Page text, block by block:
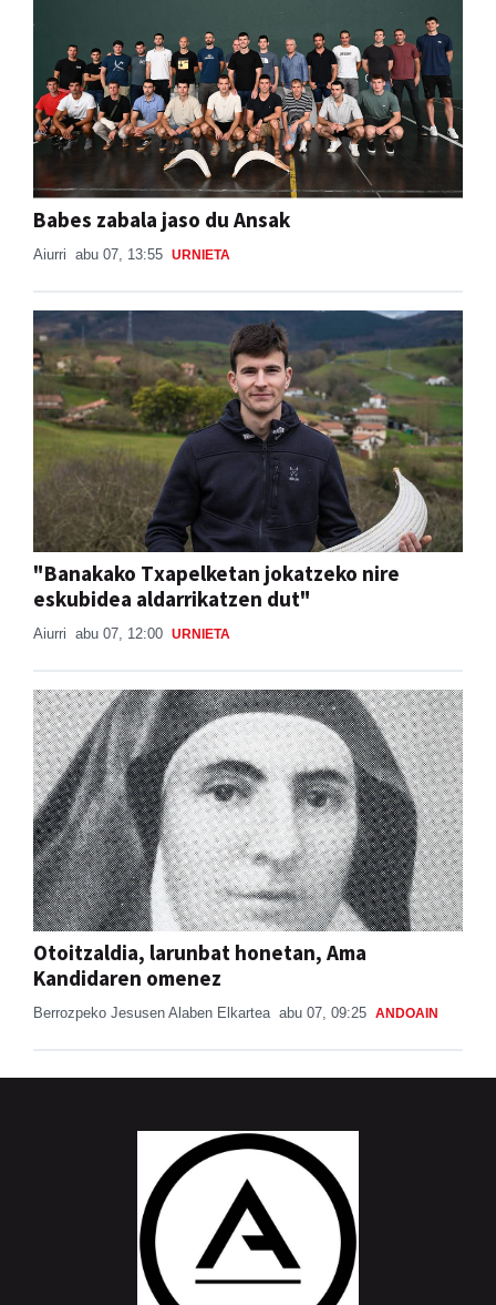
Babes zabala jaso du Ansak
Aiurri abu 07, 13:55 URNIETA
"Banakako Txapelketan jokatzeko nire
eskubidea aldarrikatzen dut"
Aiurri abu 07, 12:00 URNIETA
Otoitzaldia, larunbat honetan, Ama
Kandidaren omenez
Berrozpeko Jesusen Alaben Elkartea abu 07, 09:25 ANDOAIN